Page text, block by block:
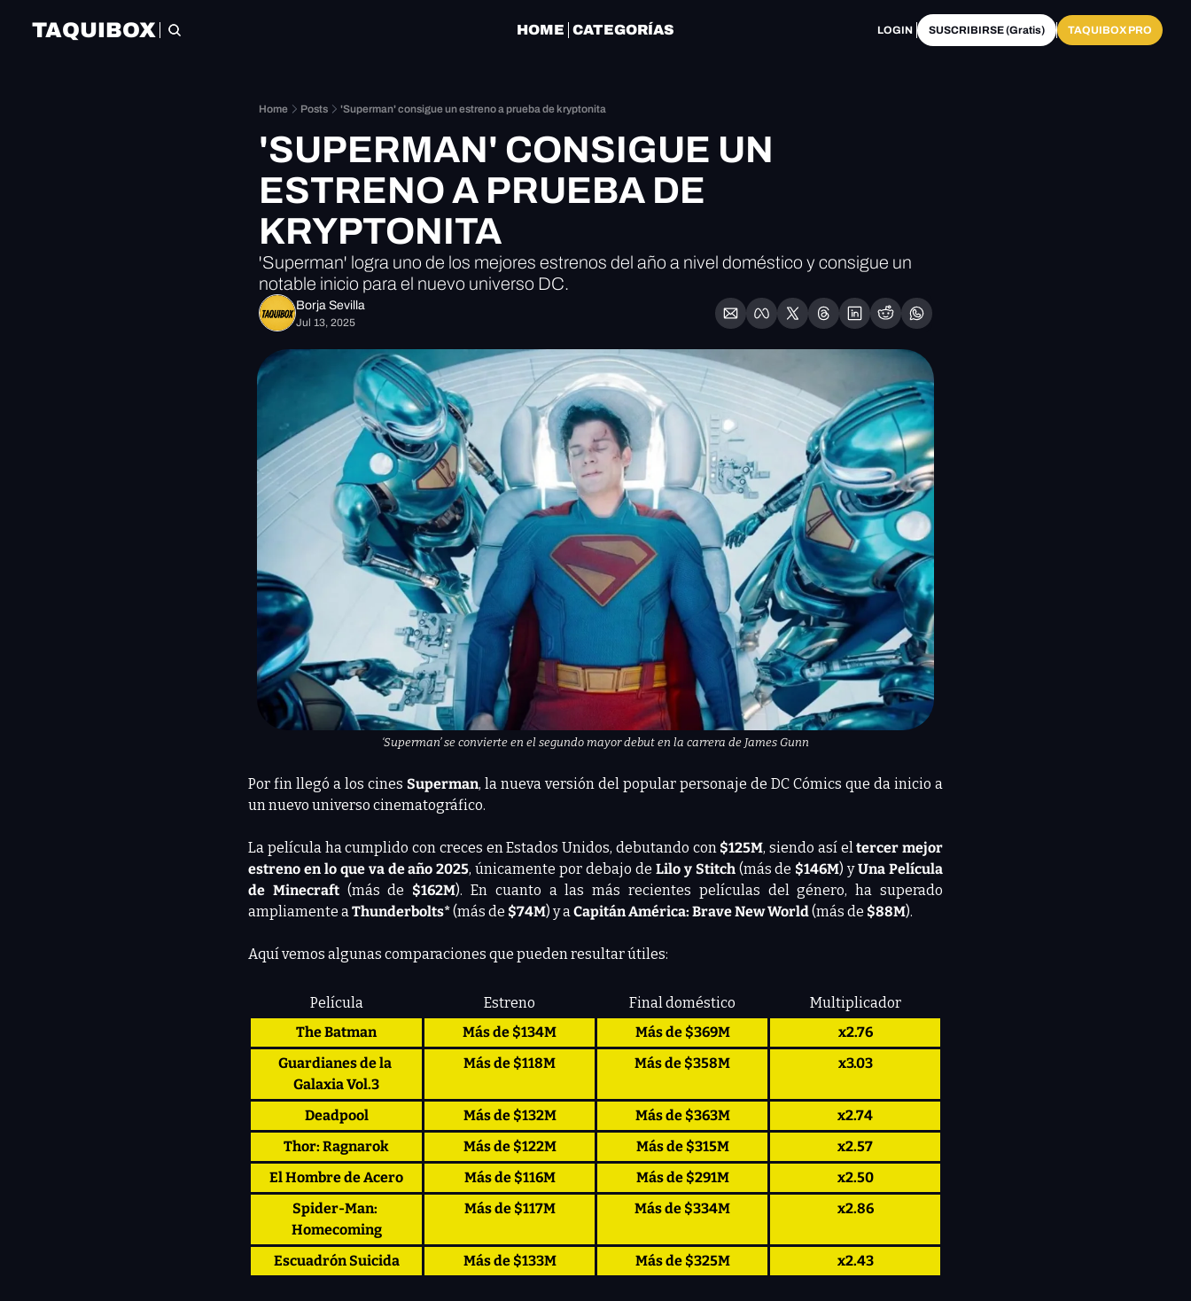
TAQUIBOX HOME CATEGORÍAS LOGIN SUSCRIBIRSE (Gratis) TAQUIBOX PRO
Home Posts 'Superman' consigue un estreno a prueba de kryptonita
'SUPERMAN' CONSIGUE UN
ESTRENO A PRUEBA DE
KRYPTONITA
'Superman' logra uno de los mejores estrenos del año a nivel doméstico y consigue un
notable inicio para el nuevo universo DC.
Borja Sevilla
Jul 13, 2025
‘Superman’ se convierte en el segundo mayor debut en la carrera de James Gunn
Por fin llegó a los cines Superman, la nueva versión del popular personaje de DC Cómics que da inicio a
un nuevo universo cinematográfico.
La película ha cumplido con creces en Estados Unidos, debutando con $125M, siendo así el tercer mejor
estreno en lo que va de año 2025, únicamente por debajo de Lilo y Stitch (más de $146M) y Una Película
de Minecraft (más de $162M). En cuanto a las más recientes películas del género, ha superado
ampliamente a Thunderbolts* (más de $74M) y a Capitán América: Brave New World (más de $88M).
Aquí vemos algunas comparaciones que pueden resultar útiles:
Película Estreno Final doméstico
Multiplicador
The Batman
Más de $134M Más de $369M
x2.76
Guardianes de la
Galaxia Vol.3
Más de $118M Más de $358M x3.03
Deadpool Más de $132M Más de $363M
x2.74
Thor: Ragnarok
Más de $122M Más de $315M
x2.57
El Hombre de Acero
Más de $116M Más de $291M
x2.50
Spider-Man:
Homecoming
Más de $117M Más de $334M x2.86
Escuadrón Suicida Más de $133M Más de $325M x2.43